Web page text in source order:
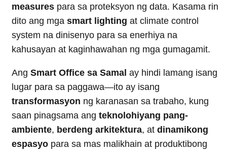
measures para sa proteksyon ng data. Kasama rin
dito ang mga smart lighting at climate control
system na dinisenyo para sa enerhiya na
kahusayan at kaginhawahan ng mga gumagamit.
Ang Smart Office sa Samal ay hindi lamang isang
lugar para sa paggawa—ito ay isang
transformasyon ng karanasan sa trabaho, kung
saan pinagsama ang teknolohiyang pang-
ambiente, berdeng arkitektura, at dinamikong
espasyo para sa mas malikhain at produktibong